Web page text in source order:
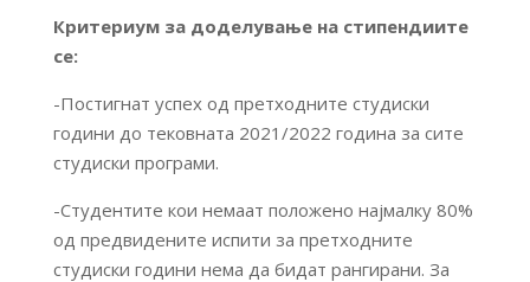
Критериум за доделување на стипендиите
се:
-Постигнат успех од претходните студиски
години до тековната 2021/2022 година за сите
студиски програми.
-Студентите кои немаат положено најмалку 80%
од предвидените испити за претходните
студиски години нема да бидат рангирани. За